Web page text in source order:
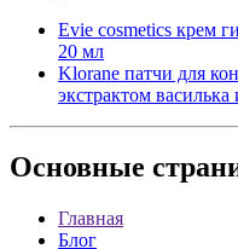
Evie cosmetics крем
20 мл
Klorane патчи для
экстрактом
Основные
Главная
Блог